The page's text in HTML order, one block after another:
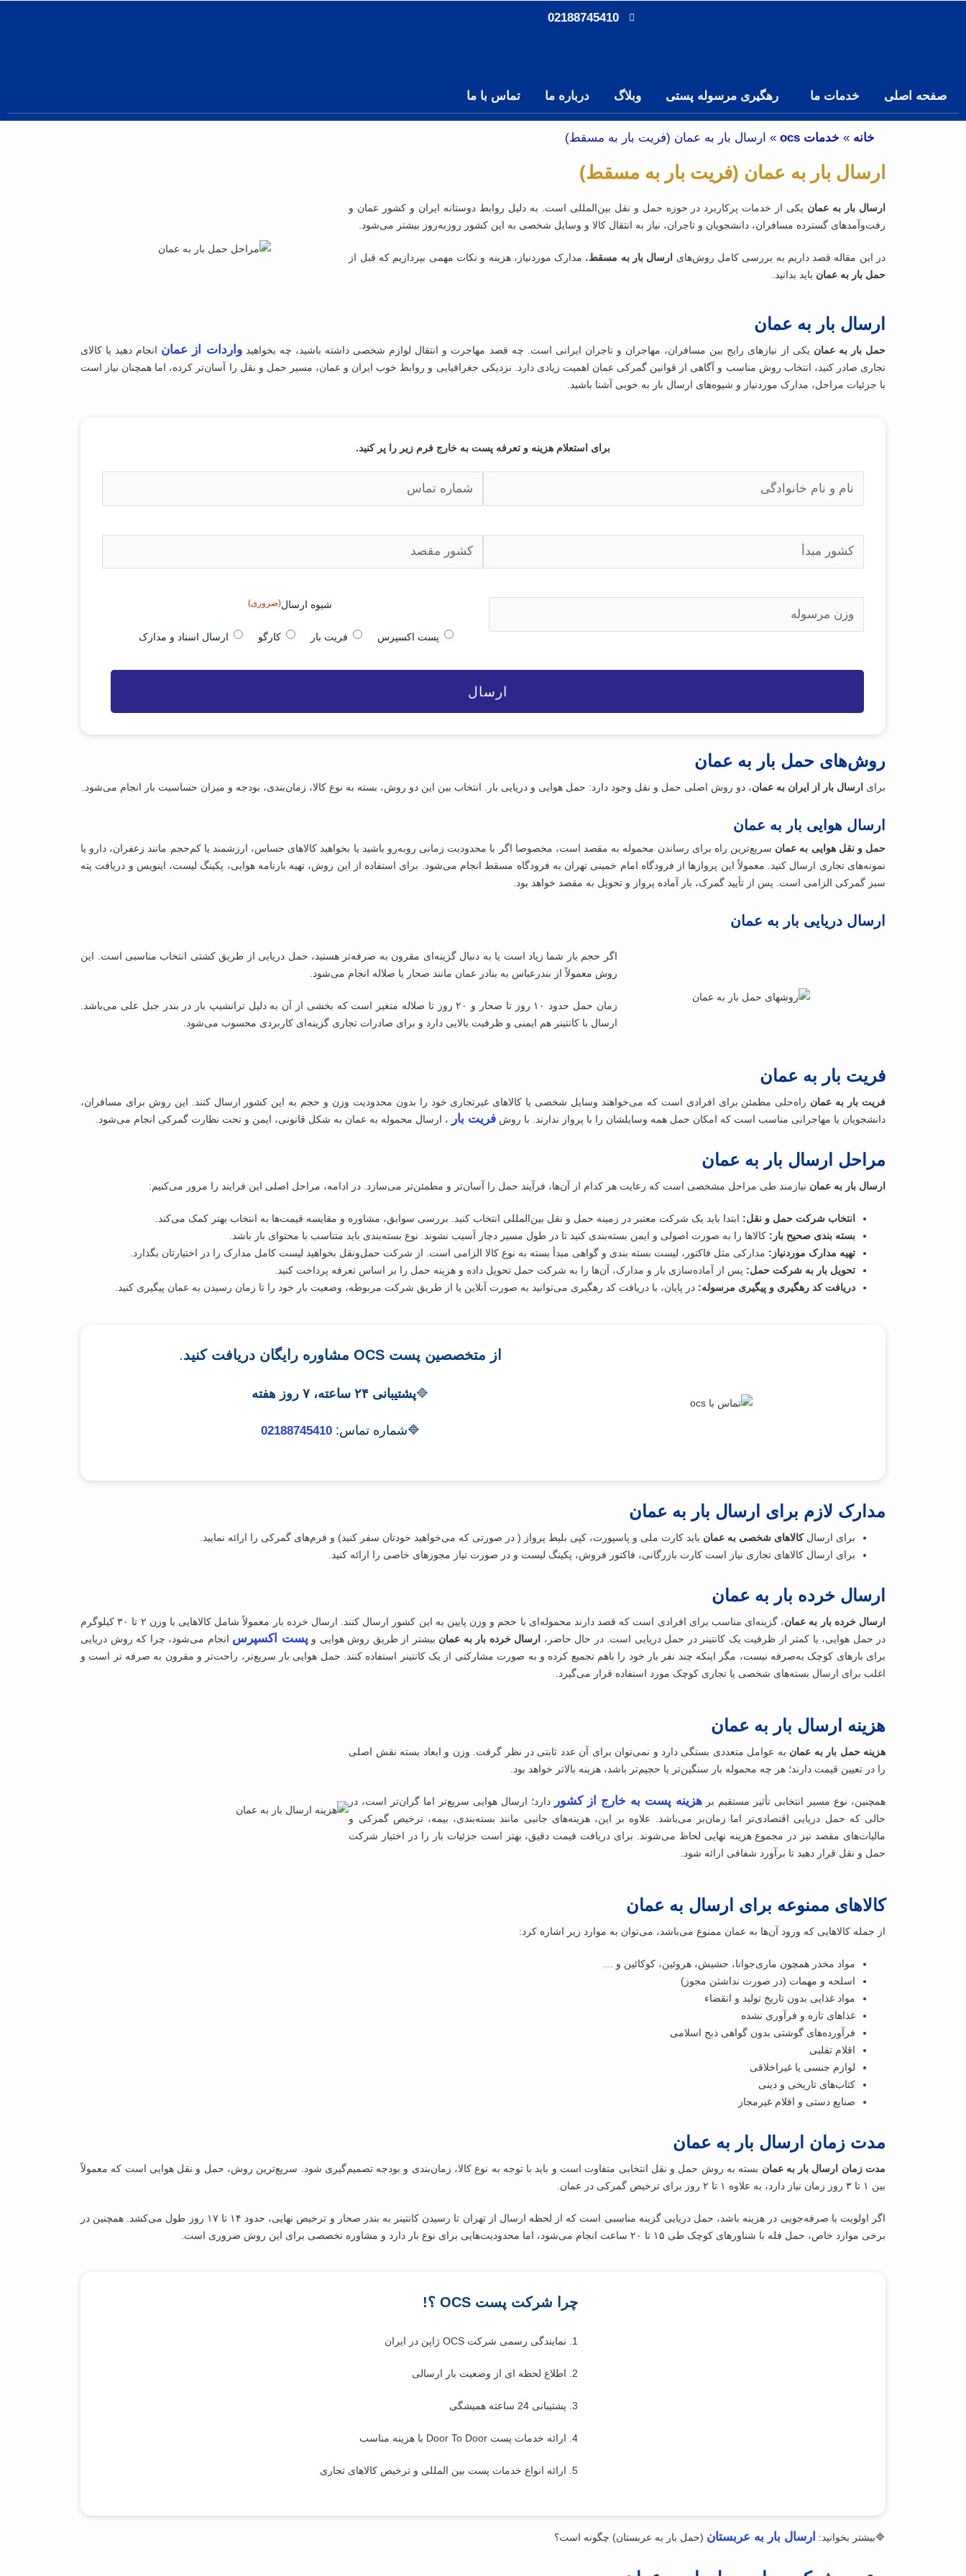
02188745410
صفحه اصلی خدمات ما رهگیری مرسوله پستی وبلاگ درباره ما تماس با ما
خانه » خدمات ocs » ارسال بار به عمان (فریت بار به مسقط)
ارسال بار به عمان (فریت بار به مسقط)
ارسال بار به عمان یکی از خدمات پرکاربرد در حوزه حمل‌ و نقل بین‌المللی است. به دلیل روابط دوستانه ایران و کشور عمان و
رفت‌وآمدهای گسترده مسافران، دانشجویان و تاجران، نیاز به انتقال کالا و وسایل شخصی به این کشور روزبه‌روز بیشتر می‌شود.
در این مقاله قصد داریم به بررسی کامل روش‌های ارسال بار به مسقط، مدارک موردنیاز، هزینه‌ و نکات مهمی بپردازیم که قبل از
حمل بار به عمان باید بدانید.
ارسال بار به عمان
حمل بار به عمان یکی از نیازهای رایج بین مسافران، مهاجران و تاجران ایرانی است. چه قصد مهاجرت و انتقال لوازم شخصی داشته باشید، چه بخواهیدواردات از عمان انجام دهید یا کالای
تجاری صادر کنید، انتخاب روش مناسب و آگاهی از قوانین گمرکی عمان اهمیت زیادی دارد. نزدیکی جغرافیایی و روابط خوب ایران و عمان، مسیر حمل ‌و نقل را آسان‌تر کرده، اما همچنان نیاز است
با جزئیات مراحل، مدارک موردنیاز و شیوه‌های ارسال بار به ‌خوبی آشنا باشید.
برای استعلام هزینه و تعرفه پست به خارج فرم زیر را پر کنید.
ل
ع
ض
ی
ل
ع
ض
ی
و
ض
شیوه ارسال(ضروری)
پست اکسپرس فریت بار کارگو ارسال اسناد و مدارک
روش‌های حمل بار به عمان
برای ارسال بار از ایران به عمان، دو روش اصلی حمل‌ و نقل وجود دارد: حمل هوایی و دریایی بار. انتخاب بین این دو روش، بسته به نوع کالا، زمان‌بندی، بودجه و میزان حساسیت بار انجام می‌شود.
ارسال هوایی بار به عمان
حمل‌ و نقل هوایی به عمان سریع‌ترین راه برای رساندن محموله به مقصد است، مخصوصا اگر با محدودیت زمانی روبه‌رو باشید یا بخواهید کالاهای حساس، ارزشمند یا کم‌حجم مانند زعفران، دارو یا
نمونه‌های تجاری ارسال کنید. معمولاً این پروازها از فرودگاه امام خمینی تهران به فرودگاه مسقط انجام می‌شود. برای استفاده از این روش، تهیه بارنامه هوایی، پکینگ لیست، اینویس و دریافت پته
سبز گمرکی الزامی است. پس از تأیید گمرک، بار آماده پرواز و تحویل به مقصد خواهد بود.
ارسال دریایی بار به عمان
اگر حجم بار شما زیاد است یا به ‌دنبال گزینه‌ای مقرون‌ به‌ صرفه‌تر هستید، حمل دریایی از طریق کشتی انتخاب مناسبی است. این
روش معمولاً از بندرعباس به بنادر عمان مانند صحار یا صلاله انجام می‌شود.
زمان حمل حدود ۱۰ روز تا صحار و ۲۰ روز تا صلاله متغیر است که بخشی از آن به دلیل ترانشیپ بار در بندر جبل علی می‌باشد.
ارسال با کانتینر هم ایمنی و ظرفیت بالایی دارد و برای صادرات تجاری گزینه‌ای کاربردی محسوب می‌شود.
فریت بار به عمان
فریت بار به عمان راه‌حلی مطمئن برای افرادی است که می‌خواهند وسایل شخصی یا کالاهای غیرتجاری خود را بدون محدودیت وزن و حجم به این کشور ارسال کنند. این روش برای مسافران،
دانشجویان یا مهاجرانی مناسب است که امکان حمل همه وسایلشان را با پرواز ندارند. با روش فریت بار ، ارسال محموله به عمان به ‌شکل قانونی، ایمن و تحت نظارت گمرکی انجام می‌شود.
مراحل ارسال بار به عمان
ارسال بار به عمان نیازمند طی مراحل مشخصی است که رعایت هر کدام از آن‌ها، فرآیند حمل را آسان‌تر و مطمئن‌تر می‌سازد. در ادامه، مراحل اصلی این فرایند را مرور می‌کنیم:
انتخاب شرکت حمل‌ و نقل: ابتدا باید یک شرکت معتبر در زمینه حمل ‌و نقل بین‌المللی انتخاب کنید. بررسی سوابق، مشاوره و مقایسه قیمت‌ها به انتخاب بهتر کمک می‌کند.
بسته‌ بندی صحیح بار: کالاها را به ‌صورت اصولی و ایمن بسته‌بندی کنید تا در طول مسیر دچار آسیب نشوند. نوع بسته‌بندی باید متناسب با محتوای بار باشد.
تهیه مدارک موردنیاز: مدارکی مثل فاکتور، لیست بسته‌ بندی و گواهی مبدأ بسته به نوع کالا الزامی است. از شرکت حمل‌ونقل بخواهید لیست کامل مدارک را در اختیارتان بگذارد.
تحویل بار به شرکت حمل: پس از آماده‌سازی بار و مدارک، آن‌ها را به شرکت حمل تحویل داده و هزینه حمل را بر اساس تعرفه پرداخت کنید.
دریافت کد رهگیری و پیگیری مرسوله: در پایان، با دریافت کد رهگیری می‌توانید به ‌صورت آنلاین یا از طریق شرکت مربوطه، وضعیت بار خود را تا زمان رسیدن به عمان پیگیری کنید.
از متخصصین پست OCS مشاوره رایگان دریافت کنید .
🔷پشتیبانی ۲۴ ساعته، ۷ روز هفته
🔷شماره تماس:02188745410
مدارک لازم برای ارسال بار به عمان
برای ارسالکالاهای شخصی به عمان باید کارت ملی و پاسپورت، کپی بلیط پرواز ( در صورتی که می‌خواهید خودتان سفر کنید) و فرم‌های گمرکی را ارائه نمایید.
برای ارسال کالاهای تجاری نیاز است کارت بازرگانی، فاکتور فروش، پکینگ لیست و در صورت نیاز مجوزهای خاصی را ارائه کنید.
ارسال خرده بار به عمان
ارسال خرده بار به عمان
، گزینه‌ای مناسب برای افرادی است که قصد دارند محموله‌ای با حجم و وزن پایین به این کشور ارسال کنند. ارسال خرده بار معمولاً شامل کالاهایی با وزن ۲ تا ۳۰ کیلوگرم
در حمل هوایی، یا کمتر از ظرفیت یک کانتینر در حمل دریایی است. در حال حاضر،
ارسال خرده بار به عمان بیشتر از طریق روش هوایی و پست اکسپرس انجام می‌شود، چرا که روش دریایی
برای بارهای کوچک به‌صرفه نیست، مگر اینکه چند نفر بار خود را باهم تجمیع کرده و به ‌صورت مشارکتی از یک کانتینر استفاده کنند. حمل هوایی بار سریع‌تر، راحت‌تر و مقرون‌ به‌ صرفه‌ تر است و
اغلب برای ارسال بسته‌های شخصی یا تجاری کوچک مورد استفاده قرار می‌گیرد.
هزینه ارسال بار به عمان
هزینه حمل بار به عمان به عوامل متعددی بستگی دارد و نمی‌توان برای آن عدد ثابتی در نظر گرفت. وزن و ابعاد بسته نقش اصلی
را در تعیین قیمت دارند؛ هر چه محموله بار سنگین‌تر یا حجیم‌تر باشد، هزینه بالاتر خواهد بود.
همچنین، نوع مسیر انتخابی تأثیر مستقیم بر هزینه پست به خارج از کشور
دارد؛ ارسال هوایی سریع‌تر اما گران‌تر است، در
حالی ‌که حمل دریایی اقتصادی‌تر اما زمان‌بر می‌باشد. علاوه بر این، هزینه‌های جانبی مانند بسته‌بندی، بیمه، ترخیص گمرکی و
مالیات‌های مقصد نیز در مجموع هزینه نهایی لحاظ می‌شوند. برای دریافت قیمت دقیق، بهتر است جزئیات بار را در اختیار شرکت
حمل‌ و نقل قرار دهید تا برآورد شفافی ارائه شود.
کالاهای ممنوعه برای ارسال به عمان
از جمله کالاهایی که ورود آن‌ها به عمان ممنوع می‌باشد، می‌توان به موارد زیر اشاره کرد:
مواد مخدر همچون ماری‌جوانا، حشیش، هروئین، کوکائین و …
اسلحه و مهمات (در صورت نداشتن مجوز)
مواد غذایی بدون تاریخ تولید و انقضاء
غذاهای تازه و فرآوری نشده
فرآورده‌های گوشتی بدون گواهی ذبح اسلامی
اقلام تقلبی
لوازم جنسی یا غیراخلاقی
کتاب‌های تاریخی و دینی
صنایع دستی و اقلام غیرمجاز
مدت زمان ارسال بار به عمان
مدت زمان ارسال بار به عمان بسته به روش حمل‌ و نقل انتخابی متفاوت است و باید با توجه به نوع کالا، زمان‌بندی و بودجه تصمیم‌گیری شود. سریع‌ترین روش، حمل‌ و نقل هوایی است که معمولاً
بین ۱ تا ۳ روز زمان نیاز دارد، به ‌علاوه ۱ تا ۲ روز برای ترخیص گمرکی در عمان.
اگر اولویت با صرفه‌جویی در هزینه باشد، حمل دریایی گزینه مناسبی است که از لحظه ارسال از تهران تا رسیدن کانتینر به بندر صحار و ترخیص نهایی، حدود ۱۴ تا ۱۷ روز طول می‌کشد. همچنین در
برخی موارد خاص، حمل فله با شناورهای کوچک طی ۱۵ تا ۲۰ ساعت انجام می‌شود، اما محدودیت‌هایی برای نوع بار دارد و مشاوره تخصصی برای این روش ضروری است.
چرا شرکت پست OCS ؟!
1. نمایندگی رسمی شرکت OCS ژاپن در ایران
2. اطلاع لحظه ای از وضعیت بار ارسالی
3. پشتیبانی 24 ساعته همیشگی
4. ارائه خدمات پست Door To Door با هزینه مناسب
5. ارائه انواع خدمات پست بین المللی و ترخیص کالاهای تجاری
🔷بیشتر بخوانید: ارسال بار به عربستان (حمل بار به عربستان) چگونه است؟